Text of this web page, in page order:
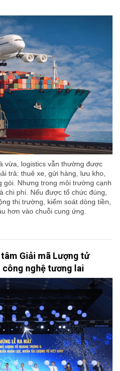
vừa, logistics vẫn thường được
trả: thuê xe, gửi hàng, lưu kho,
gói. Nhưng trong môi trường cạnh
chi phí. Nếu được tổ chức đúng,
thị trường, kiểm soát dòng tiền,
hơn vào chuỗi cung ứng.
Giải mã Lượng tử
công nghệ tương lai